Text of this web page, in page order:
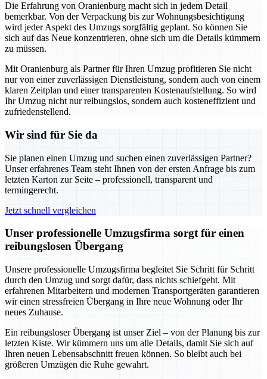
Die Erfahrung von Oranienburg macht sich in jedem Detail
bemerkbar. Von der Verpackung bis zur Wohnungsbesichtigung
wird jeder Aspekt des Umzugs sorgfältig geplant. So können Sie
sich auf das Neue konzentrieren, ohne sich um die Details kümmern
zu müssen.
Mit Oranienburg als Partner für Ihren Umzug profitieren Sie nicht
nur von einer zuverlässigen Dienstleistung, sondern auch von einem
klaren Zeitplan und einer transparenten Kostenaufstellung. So wird
Ihr Umzug nicht nur reibungslos, sondern auch kosteneffizient und
zufriedenstellend.
Wir sind für Sie da
Sie planen einen Umzug und suchen einen zuverlässigen Partner?
Unser erfahrenes Team steht Ihnen von der ersten Anfrage bis zum
letzten Karton zur Seite – professionell, transparent und
termingerecht.
Jetzt schnell vergleichen
Unser professionelle Umzugsfirma sorgt für einen
reibungslosen Übergang
Unsere professionelle Umzugsfirma begleitet Sie Schritt für Schritt
durch den Umzug und sorgt dafür, dass nichts schiefgeht. Mit
erfahrenen Mitarbeitern und modernen Transportgeräten garantieren
wir einen stressfreien Übergang in Ihre neue Wohnung oder Ihr
neues Zuhause.
Ein reibungsloser Übergang ist unser Ziel – von der Planung bis zur
letzten Kiste. Wir kümmern uns um alle Details, damit Sie sich auf
Ihren neuen Lebensabschnitt freuen können. So bleibt auch bei
größeren Umzügen die Ruhe gewahrt.